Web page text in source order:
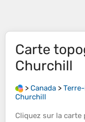
Carte
Churchill
> Canada >
Churchill
Cliquez sur la carte